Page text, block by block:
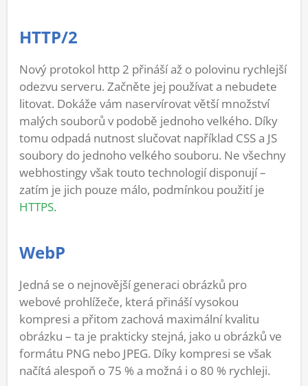
HTTP/2
Nový protokol http 2 přináší až o polovinu rychlejší
odezvu serveru. Začněte jej používat a nebudete
litovat. Dokáže vám naservírovat větší množství
malých souborů v podobě jednoho velkého. Díky
tomu odpadá nutnost slučovat například CSS a JS
soubory do jednoho velkého souboru. Ne všechny
webhostingy však touto technologií disponují –
zatím je jich pouze málo, podmínkou použití je
HTTPS.
WebP
Jedná se o nejnovější generaci obrázků pro
webové prohlížeče, která přináší vysokou
kompresi a přitom zachová maximální kvalitu
obrázku – ta je prakticky stejná, jako u obrázků ve
formátu PNG nebo JPEG. Díky kompresi se však
načítá alespoň o 75 % a možná i o 80 % rychleji.